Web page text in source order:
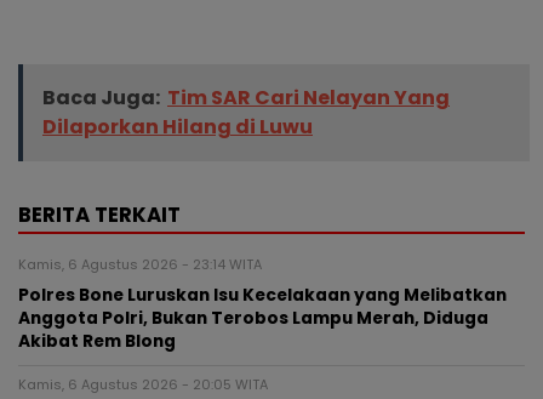
Baca Juga: Tim SAR Cari Nelayan Yang
Dilaporkan Hilang di Luwu
BERITA TERKAIT
Kamis, 6 Agustus 2026 - 23:14 WITA
Polres Bone Luruskan Isu Kecelakaan yang Melibatkan
Anggota Polri, Bukan Terobos Lampu Merah, Diduga
Akibat Rem Blong
Kamis, 6 Agustus 2026 - 20:05 WITA